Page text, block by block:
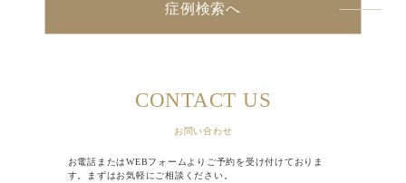
症例検索へ
CONTACT US
お問い合わせ
お電話またはWEBフォームよりご予約を受け付けておりま
す。まずはお気軽にご相談ください。